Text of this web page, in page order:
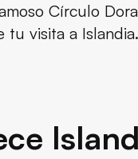
semana
cultura y aventura
Círculo
visita a